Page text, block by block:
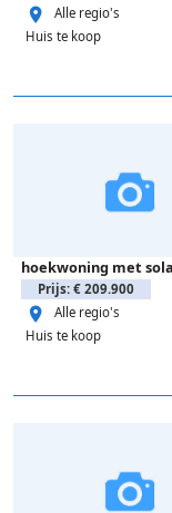
Alle regio's
Huis te koop
Prijs: € 209.900
Alle regio's
Huis te koop